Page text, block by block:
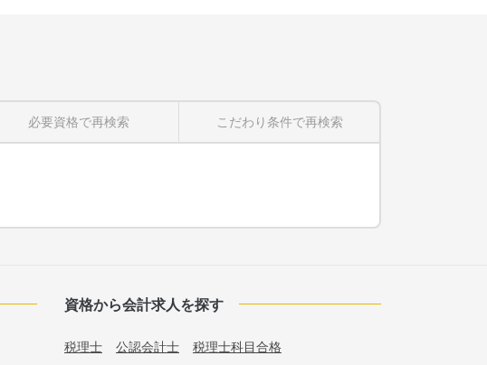
必要資格で再検索 こだわり条件で再検索
資格から会計求人を探す
税理士 公認会計士 税理士科目合格